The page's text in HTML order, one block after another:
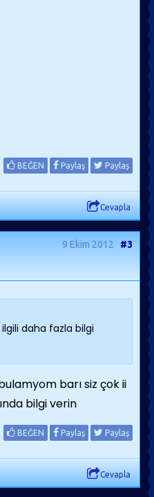
BEĞEN Paylaş Paylaş
Cevapla
9 Ekim 2012 #3
daha fazla bilgi
barı siz çok ii
bilgi verin
BEĞEN Paylaş Paylaş
Cevapla